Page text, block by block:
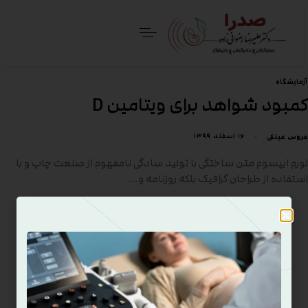
آزمایشگاه
کمبود شواهد برای ویتامین D
عروس عینکی ۱۶ اسفند ۱۳۹۹
لورم ایپسوم متن ساختگی با تولید سادگی نامفهوم از صنعت چاپ و با
استفاده از طراحان گرافیک بلکه روزنامه و…